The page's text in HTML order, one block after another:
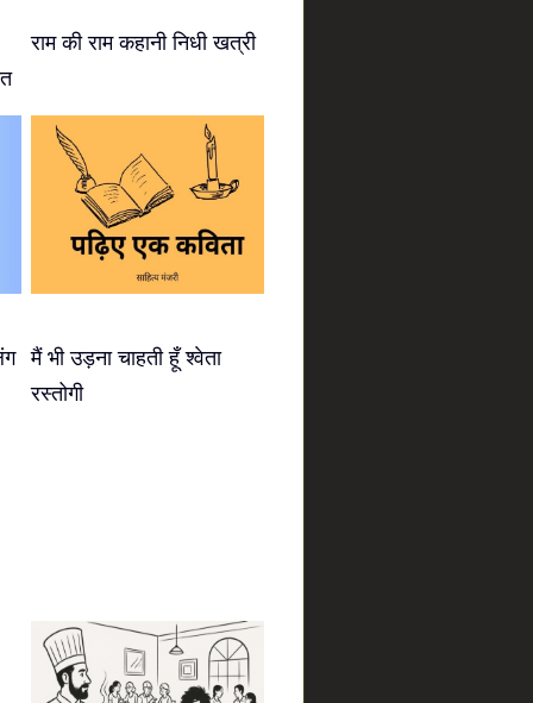
राम की राम कहानी निधी खत्री
मैं भी उड़ना चाहती हूँ श्वेता
रस्तोगी